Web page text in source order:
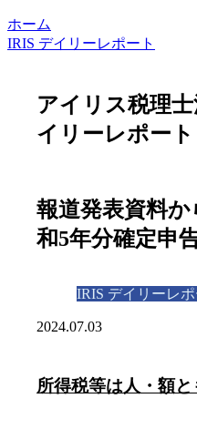
ホーム
IRIS デイリーレポート
アイリス税理
イリーレポート
報道発表資料
和5年分確定申
IRIS デイリーレポ
2024.07.03
所得税等は人・額と